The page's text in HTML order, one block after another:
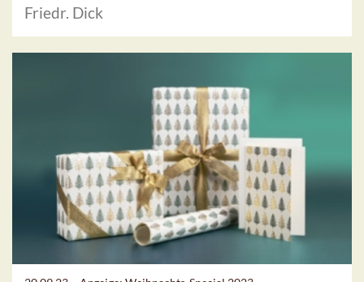
Friedr. Dick